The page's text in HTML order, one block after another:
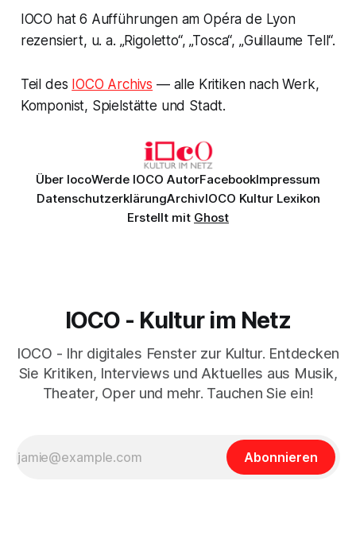
IOCO hat 6 Aufführungen am Opéra de Lyon
rezensiert, u. a. „Rigoletto“, „Tosca“, „Guillaume Tell“.
Teil des IOCO Archivs — alle Kritiken nach Werk,
Komponist, Spielstätte und Stadt.
Über IocoWerde IOCO AutorFacebookImpressum
DatenschutzerklärungArchivIOCO Kultur Lexikon
Erstellt mit Ghost
IOCO - Kultur im Netz
IOCO - Ihr digitales Fenster zur Kultur. Entdecken
Sie Kritiken, Interviews und Aktuelles aus Musik,
Theater, Oper und mehr. Tauchen Sie ein!
Abonnieren